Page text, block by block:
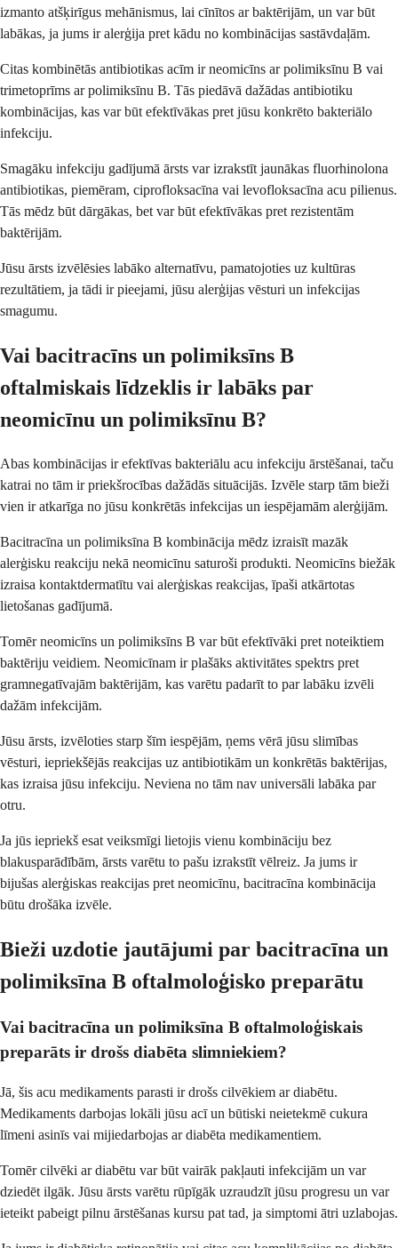
izmanto atšķirīgus mehānismus, lai cīnītos ar baktērijām, un var būt
labākas, ja jums ir alerģija pret kādu no kombinācijas sastāvdaļām.
Citas kombinētās antibiotikas acīm ir neomicīns ar polimiksīnu B vai
trimetoprīms ar polimiksīnu B. Tās piedāvā dažādas antibiotiku
kombinācijas, kas var būt efektīvākas pret jūsu konkrēto bakteriālo
infekciju.
Smagāku infekciju gadījumā ārsts var izrakstīt jaunākas fluorhinolona
antibiotikas, piemēram, ciprofloksacīna vai levofloksacīna acu pilienus.
Tās mēdz būt dārgākas, bet var būt efektīvākas pret rezistentām
baktērijām.
Jūsu ārsts izvēlēsies labāko alternatīvu, pamatojoties uz kultūras
rezultātiem, ja tādi ir pieejami, jūsu alerģijas vēsturi un infekcijas
smagumu.
Vai bacitracīns un polimiksīns B
oftalmiskais līdzeklis ir labāks par
neomicīnu un polimiksīnu B?
Abas kombinācijas ir efektīvas bakteriālu acu infekciju ārstēšanai, taču
katrai no tām ir priekšrocības dažādās situācijās. Izvēle starp tām bieži
vien ir atkarīga no jūsu konkrētās infekcijas un iespējamām alerģijām.
Bacitracīna un polimiksīna B kombinācija mēdz izraisīt mazāk
alerģisku reakciju nekā neomicīnu saturoši produkti. Neomicīns biežāk
izraisa kontaktdermatītu vai alerģiskas reakcijas, īpaši atkārtotas
lietošanas gadījumā.
Tomēr neomicīns un polimiksīns B var būt efektīvāki pret noteiktiem
baktēriju veidiem. Neomicīnam ir plašāks aktivitātes spektrs pret
gramnegatīvajām baktērijām, kas varētu padarīt to par labāku izvēli
dažām infekcijām.
Jūsu ārsts, izvēloties starp šīm iespējām, ņems vērā jūsu slimības
vēsturi, iepriekšējās reakcijas uz antibiotikām un konkrētās baktērijas,
kas izraisa jūsu infekciju. Neviena no tām nav universāli labāka par
otru.
Ja jūs iepriekš esat veiksmīgi lietojis vienu kombināciju bez
blakusparādībām, ārsts varētu to pašu izrakstīt vēlreiz. Ja jums ir
bijušas alerģiskas reakcijas pret neomicīnu, bacitracīna kombinācija
būtu drošāka izvēle.
Bieži uzdotie jautājumi par bacitracīna un
polimiksīna B oftalmoloģisko preparātu
Vai bacitracīna un polimiksīna B oftalmoloģiskais
preparāts ir drošs diabēta slimniekiem?
Jā, šis acu medikaments parasti ir drošs cilvēkiem ar diabētu.
Medikaments darbojas lokāli jūsu acī un būtiski neietekmē cukura
līmeni asinīs vai mijiedarbojas ar diabēta medikamentiem.
Tomēr cilvēki ar diabētu var būt vairāk pakļauti infekcijām un var
dziedēt ilgāk. Jūsu ārsts varētu rūpīgāk uzraudzīt jūsu progresu un var
ieteikt pabeigt pilnu ārstēšanas kursu pat tad, ja simptomi ātri uzlabojas.